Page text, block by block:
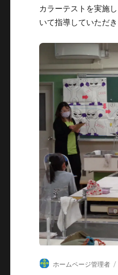
カラーテストを実施
いて指導していただき
投
ホームページ管理者